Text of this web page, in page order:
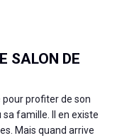
SALON DE
pour profiter de son
famille. Il en existe
Mais quand arrive